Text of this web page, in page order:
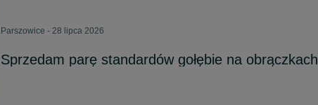
Parszowice - 28 lipca 2026
Sprzedam parę standardów gołębie na obrączkach